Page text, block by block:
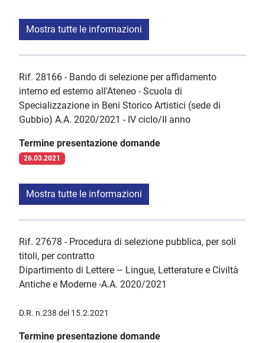
Mostra tutte le informazioni
Rif. 28166 - Bando di selezione per affidamento
interno ed esterno all'Ateneo - Scuola di
Specializzazione in Beni Storico Artistici (sede di
Gubbio) A.A. 2020/2021 - IV ciclo/II anno
Termine presentazione domande
26.03.2021
Mostra tutte le informazioni
Rif. 27678 - Procedura di selezione pubblica, per soli
titoli, per contratto
Dipartimento di Lettere – Lingue, Letterature e Civiltà
Antiche e Moderne -A.A. 2020/2021
D.R. n.238 del 15.2.2021
Termine presentazione domande